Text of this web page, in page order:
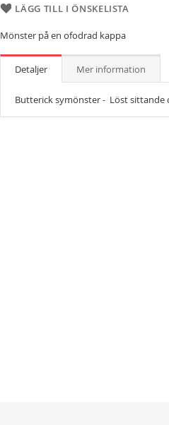
LÄGG TILL I ÖNSKELISTA
Mönster på en ofodrad kappa
Detaljer
Butterick symönster - Löst sittande
Mer information